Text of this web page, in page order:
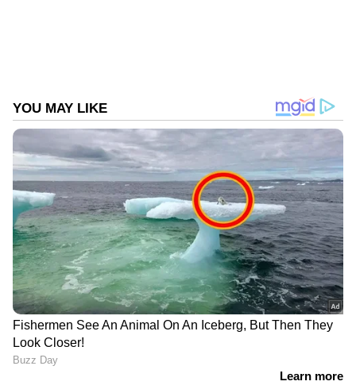
DOWNLOAD APP